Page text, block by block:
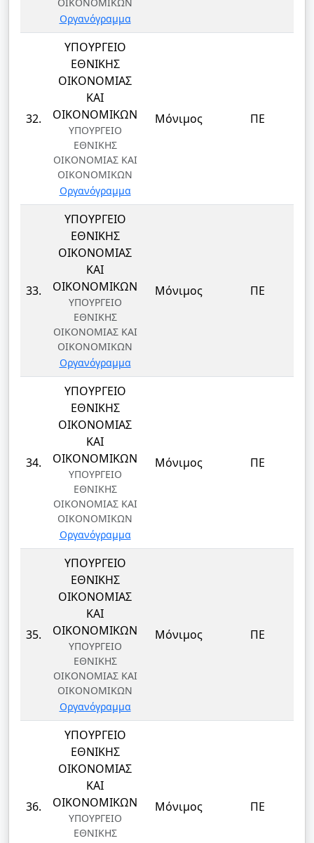
Οργανόγραμμα
32.
ΥΠΟΥΡΓΕΙΟ
ΕΘΝΙΚΗΣ
ΟΙΚΟΝΟΜΙΑΣ
ΚΑΙ
ΟΙΚΟΝΟΜΙΚΩΝ
ΥΠΟΥΡΓΕΙΟ
ΕΘΝΙΚΗΣ
ΟΙΚΟΝΟΜΙΑΣ ΚΑΙ
ΟΙΚΟΝΟΜΙΚΩΝ
Οργανόγραμμα
Μόνιμος ΠΕ
33.
ΥΠΟΥΡΓΕΙΟ
ΕΘΝΙΚΗΣ
ΟΙΚΟΝΟΜΙΑΣ
ΚΑΙ
ΟΙΚΟΝΟΜΙΚΩΝ
ΥΠΟΥΡΓΕΙΟ
ΕΘΝΙΚΗΣ
ΟΙΚΟΝΟΜΙΑΣ ΚΑΙ
ΟΙΚΟΝΟΜΙΚΩΝ
Οργανόγραμμα
Μόνιμος ΠΕ
34.
ΥΠΟΥΡΓΕΙΟ
ΕΘΝΙΚΗΣ
ΟΙΚΟΝΟΜΙΑΣ
ΚΑΙ
ΟΙΚΟΝΟΜΙΚΩΝ
ΥΠΟΥΡΓΕΙΟ
ΕΘΝΙΚΗΣ
ΟΙΚΟΝΟΜΙΑΣ ΚΑΙ
ΟΙΚΟΝΟΜΙΚΩΝ
Οργανόγραμμα
Μόνιμος ΠΕ
35.
ΥΠΟΥΡΓΕΙΟ
ΕΘΝΙΚΗΣ
ΟΙΚΟΝΟΜΙΑΣ
ΚΑΙ
ΟΙΚΟΝΟΜΙΚΩΝ
ΥΠΟΥΡΓΕΙΟ
ΕΘΝΙΚΗΣ
ΟΙΚΟΝΟΜΙΑΣ ΚΑΙ
ΟΙΚΟΝΟΜΙΚΩΝ
Οργανόγραμμα
Μόνιμος ΠΕ
36.
ΥΠΟΥΡΓΕΙΟ
ΕΘΝΙΚΗΣ
ΟΙΚΟΝΟΜΙΑΣ
ΚΑΙ
ΟΙΚΟΝΟΜΙΚΩΝ
ΥΠΟΥΡΓΕΙΟ
ΕΘΝΙΚΗΣ
Μόνιμος ΠΕ